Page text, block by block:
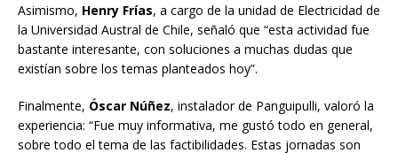
Asimismo, Henry Frías, a cargo de la unidad de Electricidad de
la Universidad Austral de Chile, señaló que “esta actividad fue
bastante interesante, con soluciones a muchas dudas que
existían sobre los temas planteados hoy”.
Finalmente, Óscar Núñez, instalador de Panguipulli, valoró la
experiencia: “Fue muy informativa, me gustó todo en general,
sobre todo el tema de las factibilidades. Estas jornadas son